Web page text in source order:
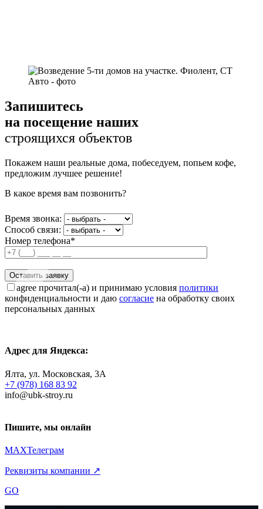
Запишитесь
на посещение наших
строящихся объектов
Покажем наши реальные дома, побеседуем, попьем кофе,
предложим лучшее решение!
В какое время вам позвонить?
Время звонка:
Способ связи:
Номер телефона*
agree прочитал(-а) и принимаю условия политики
конфиденциальности и даю согласие на обработку своих
персональных данных
Адрес для Яндекса:
Ялта, ул. Московская, 3А
+7 (978) 168 83 92
info@ubk-stroy.ru
Пишите, мы онлайн
MAXТелеграм
Реквизиты компании ↗
GO